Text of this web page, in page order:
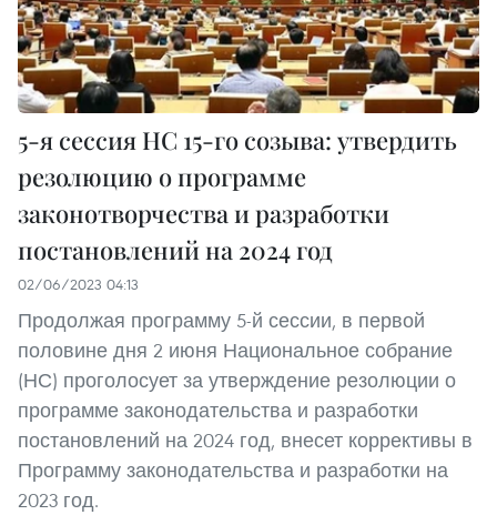
5-я сессия НС 15-го созыва: утвердить
резолюцию о программе
законотворчества и разработки
постановлений на 2024 год
02/06/2023 04:13
Продолжая программу 5-й сессии, в первой
половине дня 2 июня Национальное собрание
(НС) проголосует за утверждение резолюции о
программе законодательства и разработки
постановлений на 2024 год, внесет коррективы в
Программу законодательства и разработки на
2023 год.